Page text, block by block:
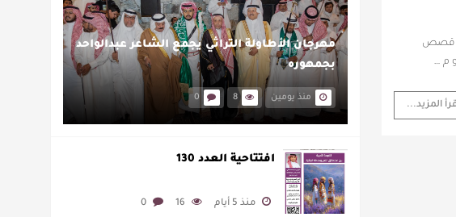
مهرجان الأطاولة التراثي يجمع الشاعر عبدالواحد
بجمهوره
منذ يومين 8
0
افتتاحية العدد 130
منذ 5 أيام 16
0
قصص
م …
المزيد...